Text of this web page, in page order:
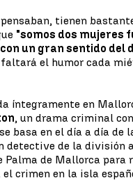
tienen
"somos dos mujeres
un gran sentido del
el humor cada
íntegramente en
, un drama criminal
basa en el día a día de
detective de la división
Palma de Mallorca para
crimen en la isla